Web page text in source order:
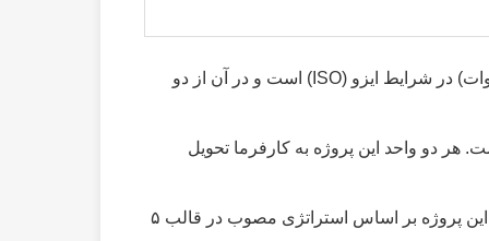
پروژه نیروگاه گازی الصدر که در کشور عراق جای دارد شامل دو واحد گازی به ظرفیت ۱۶۲ مگاوات (مجموعاً ۳۲۴ مگاوات) در شرایط ایزو (ISO) است و در آن از دو
دو واحد این پروژه به کارفرما تحویل
همچنین در این پروژه، تحویل تجهیزات اصلی به صورت Ex-Work از سوی کارخانجات گروه مپنا بوده است. از سوی دیگر این پروژه بر اساس استراتژی مصوب در قالب ۵